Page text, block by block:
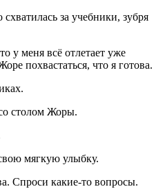
за учебники, зубря
у меня всё отлетает уже
похвастаться, что я готова.
столом Жоры.
мягкую улыбку.
Спроси какие-то вопросы.